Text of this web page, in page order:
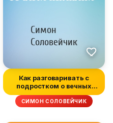
Как разговаривать с
подростком о вечных
истинах
СИМОН СОЛОВЕЙЧИК